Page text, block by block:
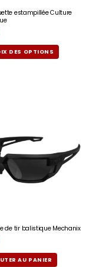
estampillée Culture
DES OPTIONS
de tir balistique Mechanix
AU PANIER